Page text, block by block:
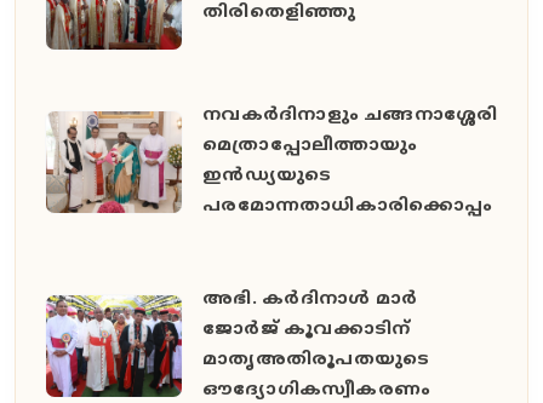
തിരിതെളിഞ്ഞു
നവകർദിനാളും ചങ്ങനാശ്ശേരി
മെത്രാപ്പോലീത്തായും
ഇൻഡ്യയുടെ
പരമോന്നതാധികാരിക്കൊപ്പം
അഭി. കർദിനാൾ മാർ
ജോർജ് കൂവക്കാടിന്
മാതൃഅതിരൂപതയുടെ
ഔദ്യോഗികസ്വീകരണം